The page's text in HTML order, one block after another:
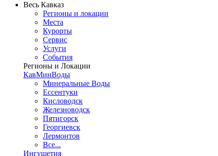
Весь Кавказ
Регионы и локации
Места
Курорты
Сервис
Услуги
События
Регионы и Локации
КавМинВоды
Минеральные Воды
Ессентуки
Кисловодск
Железноводск
Пятигорск
Георгиевск
Лермонтов
Все...
Ингушетия